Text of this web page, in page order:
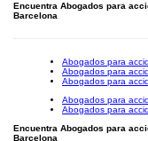
Encuentra Abogados para
Barcelona
Abogados para
Abogados para
Abogados para
Abogados para
Abogados para
Encuentra Abogados para
Barcelona